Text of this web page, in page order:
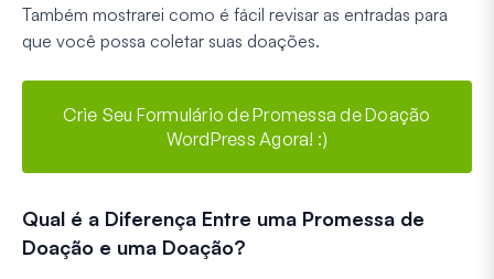
Também mostrarei como é fácil revisar as entradas para
que você possa coletar suas doações.
Crie Seu Formulário de Promessa de Doação
WordPress Agora! :)
Qual é a Diferença Entre uma Promessa de
Doação e uma Doação?